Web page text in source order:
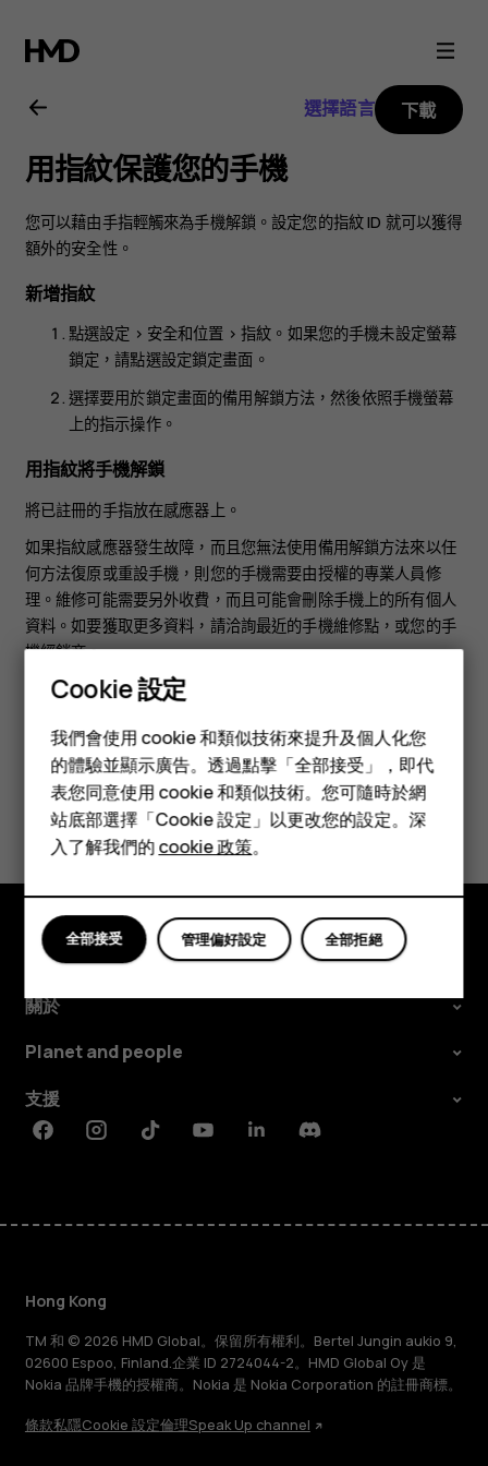
Nokia
8.1
用
戶
指
南
智慧型手機
功能型手機
配件
平板電腦
選擇語言 下載
用指紋保護您的手機
您可以藉由手指輕觸來為手機解鎖。設定您的指紋 ID 就可以獲得
額外的安全性。
新增指紋
點選設定 > 安全和位置 >指紋 。如果您的手機未設定螢幕
鎖定，請點選設定鎖定畫面 。
選擇要用於鎖定畫面的備用解鎖方法，然後依照手機螢幕
上的指示操作。
用指紋將手機解鎖
將已註冊的手指放在感應器上。
如果指紋感應器發生故障，而且您無法使用備用解鎖方法來以任
何方法復原或重設手機，則您的手機需要由授權的專業人員修
理。維修可能需要另外收費，而且可能會刪除手機上的所有個人
資料。如要獲取更多資料，請洽詢最近的手機維修點，或您的手
機經銷商。
您認為這有幫助嗎？
是 否
探索
關於
Planet and people
支援
FacebookInstagramTiktokYoutubeLinkedinDiscord
Hong Kong
TM 和 © 2026 HMD Global。保留所有權利。Bertel Jungin aukio 9,
02600 Espoo, Finland.企業 ID 2724044-2。HMD Global Oy 是
Nokia 品牌手機的授權商。Nokia 是 Nokia Corporation 的註冊商標。
條款私隱Cookie 設定倫理Speak Up channel
Cookie 設定
我們會使用 cookie 和類似技術來提升及個人化您
的體驗並顯示廣告。透過點擊「全部接受」，即代
表您同意使用 cookie 和類似技術。您可隨時於網
站底部選擇「Cookie 設定」以更改您的設定。深
入了解我們的cookie 政策。
全部拒絕
管理偏好設定
全部接受